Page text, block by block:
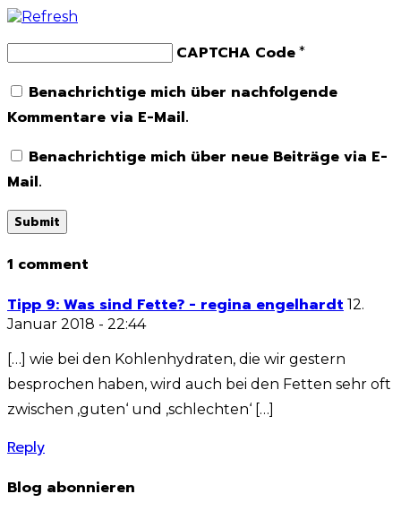
CAPTCHA Code *
Benachrichtige mich über nachfolgende
Kommentare via E-Mail.
Benachrichtige mich über neue Beiträge via E-
Mail.
1 comment
Tipp 9: Was sind Fette? - regina engelhardt 12.
Januar 2018 - 22:44
[…] wie bei den Kohlenhydraten, die wir gestern
besprochen haben, wird auch bei den Fetten sehr oft
zwischen ‚guten‘ und ‚schlechten‘ […]
Reply
Blog abonnieren